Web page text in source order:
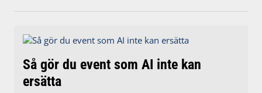
Så gör du event som AI inte kan
ersätta